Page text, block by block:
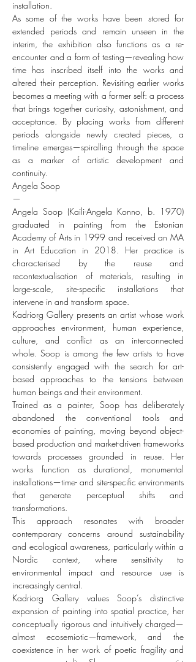
installation.
As some of the works have been stored for
extended periods and remain unseen in the
interim, the exhibition also functions as a re-
encounter and a form of testing—revealing how
time has inscribed itself into the works and
altered their perception. Revisiting earlier works
becomes a meeting with a former self: a process
that brings together curiosity, astonishment, and
acceptance. By placing works from different
periods alongside newly created pieces, a
timeline emerges—spiralling through the space
as a marker of artistic development and
continuity.
Angela Soop
—
Angela Soop (Kaili-Angela Konno, b. 1970)
graduated in painting from the Estonian
Academy of Arts in 1999 and received an MA
in Art Education in 2018. Her practice is
characterised by the reuse and
recontextualisation of materials, resulting in
large-scale, site-specific installations that
intervene in and transform space.
Kadriorg Gallery presents an artist whose work
approaches environment, human experience,
culture, and conflict as an interconnected
whole. Soop is among the few artists to have
consistently engaged with the search for art-
based approaches to the tensions between
human beings and their environment.
Trained as a painter, Soop has deliberately
abandoned the conventional tools and
economies of painting, moving beyond object-
based production and market-driven frameworks
towards processes grounded in reuse. Her
works function as durational, monumental
installations—time- and site-specific environments
that generate perceptual shifts and
transformations.
This approach resonates with broader
contemporary concerns around sustainability
and ecological awareness, particularly within a
Nordic context, where sensitivity to
environmental impact and resource use is
increasingly central.
Kadriorg Gallery values Soop’s distinctive
expansion of painting into spatial practice, her
conceptually rigorous and intuitively charged—
almost ecosemiotic—framework, and the
coexistence in her work of poetic fragility and